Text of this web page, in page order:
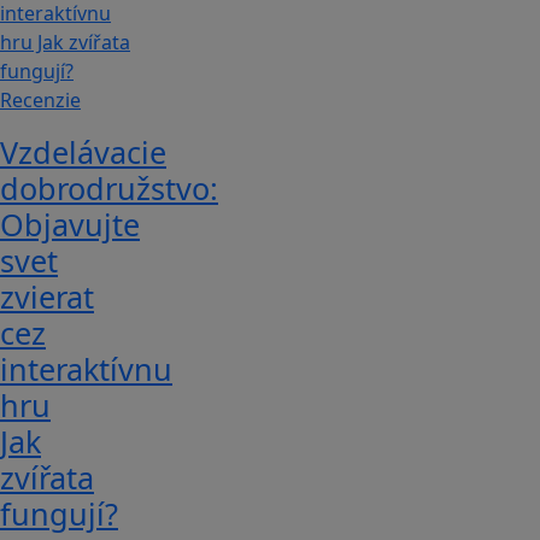
Recenzie
Vzdelávacie
dobrodružstvo:
Objavujte
svet
zvierat
cez
interaktívnu
hru
Jak
zvířata
fungují?